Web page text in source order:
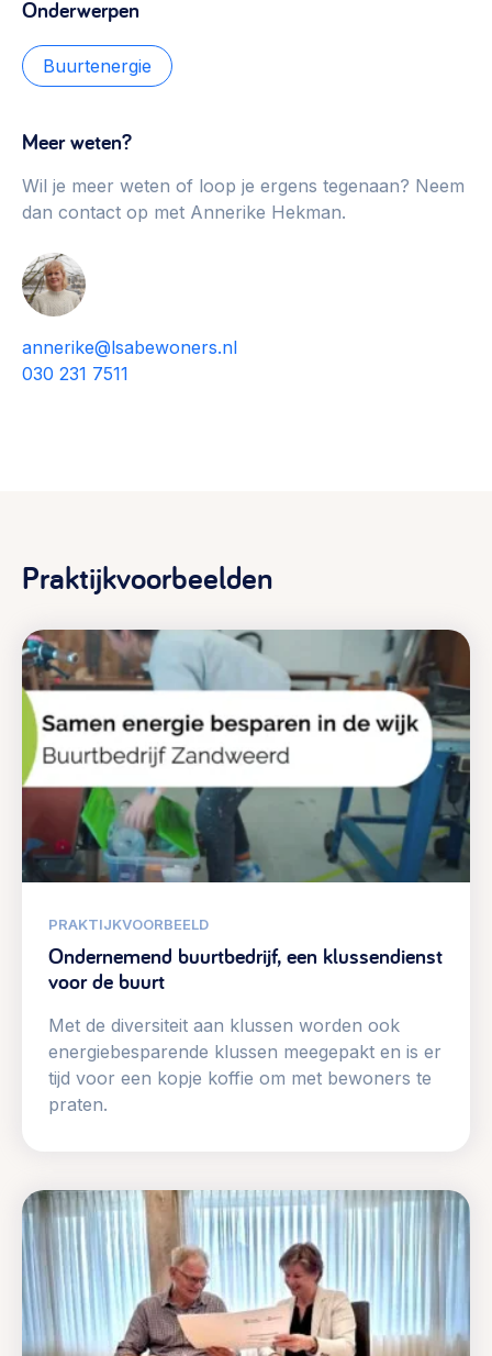
Onderwerpen
Buurtenergie
Meer weten?
Wil je meer weten of loop je ergens tegenaan? Neem
dan contact op met Annerike Hekman.
annerike@lsabewoners.nl
030 231 7511
Praktijkvoorbeelden
PRAKTIJKVOORBEELD
Ondernemend buurtbedrijf, een klussendienst
voor de buurt
Met de diversiteit aan klussen worden ook
energiebesparende klussen meegepakt en is er
tijd voor een kopje koffie om met bewoners te
praten.